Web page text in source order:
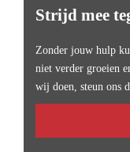
Strijd mee
Zonder jouw hulp
niet verder groeien
wij doen, steun ons